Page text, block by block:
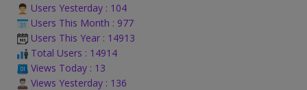
Users Yesterday : 104
Users This Month : 977
Users This Year : 14913
Total Users : 14914
Views Today : 13
Views Yesterday : 136